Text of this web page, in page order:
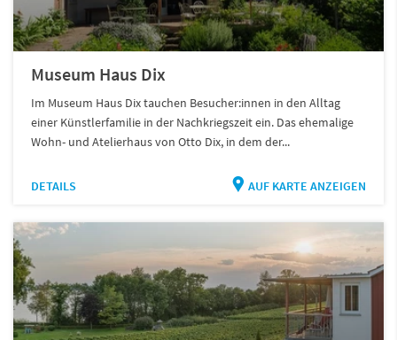
Museum Haus Dix
Im Museum Haus Dix tauchen Besucher:innen in den Alltag
einer Künstlerfamilie in der Nachkriegszeit ein. Das ehemalige
Wohn- und Atelierhaus von Otto Dix, in dem der...
DETAILS AUF KARTE ANZEIGEN